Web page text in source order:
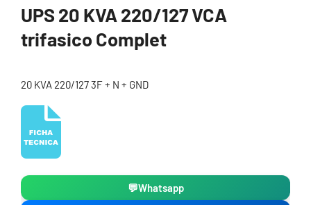
UPS 20 KVA 220/127 VCA
trifasico Complet
20 KVA 220/127 3F + N + GND
💬Whatsapp